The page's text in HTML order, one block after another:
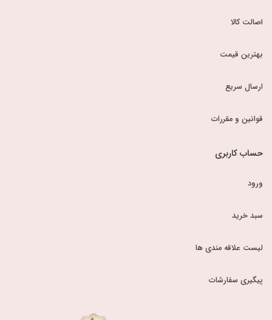
اصالت کالا
بهترین قیمت
ارسال سریع
قوانین و مقررات
حساب کاربری
ورود
سبد خرید
لیست علاقه مندی ها
پیگیری سفارشات